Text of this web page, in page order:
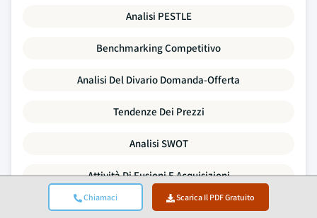
Chiamaci Scarica Il PDF Gratuito
Analisi PESTLE
Benchmarking Competitivo
Analisi Del Divario Domanda-Offerta
Tendenze Dei Prezzi
Analisi SWOT
Attività Di Fusioni E Acquisizioni
Panorama Degli Investimenti E Dei Finanziamenti